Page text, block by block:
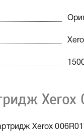
Xerox
Xerox